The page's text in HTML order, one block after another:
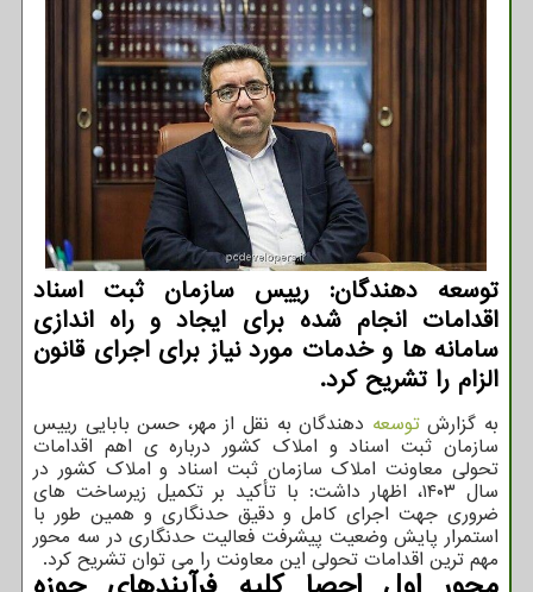
توسعه دهندگان: رییس سازمان ثبت اسناد
اقدامات انجام شده برای ایجاد و راه اندازی
سامانه ها و خدمات مورد نیاز برای اجرای قانون
الزام را تشریح کرد.
به گزارشتوسعه دهندگان به نقل از مهر، حسن بابایی رییس
سازمان ثبت اسناد و املاک کشور درباره ی اهم اقدامات
تحولی معاونت املاک سازمان ثبت اسناد و املاک کشور در
سال ۱۴۰۳، اظهار داشت: با تأکید بر تکمیل زیرساخت های
ضروری جهت اجرای کامل و دقیق حدنگاری و همین طور با
استمرار پایش وضعیت پیشرفت فعالیت حدنگاری در سه محور
مهم ترین اقدامات تحولی این معاونت را می توان تشریح کرد.